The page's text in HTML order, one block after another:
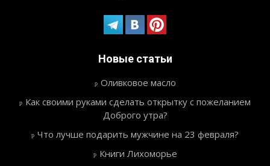
Новые статьи
Оливковое масло
Как своими руками сделать открытку с пожеланием
Доброго утра?
Что лучше подарить мужчине на 23 февраля?
Книги Лихоморье